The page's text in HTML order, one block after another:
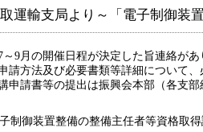
運輸支局より～「電子制御装
9月の開催日程が決定した旨連絡が
請方法及び必要書類等詳細について
申請書等の提出は振興会本部（各支
制御装置整備の整備主任者等資格取